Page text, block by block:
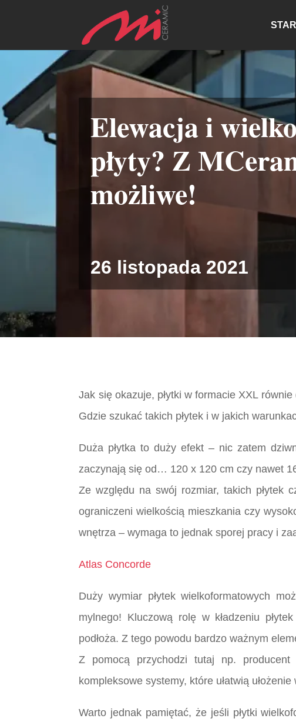
Elewacja i
płyty? Z
możliwe!
26 listopada 2021
Jak się okazuje, płytki w formacie XXL
Gdzie szukać takich płytek i w jakich
Duża płytka to duży efekt – nic zatem
zaczynają się od… 120 x 120 cm czy nawet
Ze względu na swój rozmiar, takich płytek
ograniczeni wielkością mieszkania czy
wnętrza – wymaga to jednak sporej pracy i
Atlas Concorde
Duży wymiar płytek wielkoformatowych
mylnego! Kluczową rolę w kładzeniu
podłoża. Z tego powodu bardzo ważnym
Z pomocą przychodzi tutaj np. producent
kompleksowe systemy, które ułatwią
Warto jednak pamiętać, że jeśli płytki